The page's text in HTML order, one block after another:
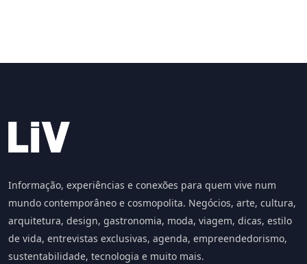
Informação, experiências e conexões para quem vive num
mundo contemporâneo e cosmopolita. Negócios, arte, cultura,
arquitetura, design, gastronomia, moda, viagem, dicas, estilo
de vida, entrevistas exclusivas, agenda, empreendedorismo,
sustentabilidade, tecnologia e muito mais.